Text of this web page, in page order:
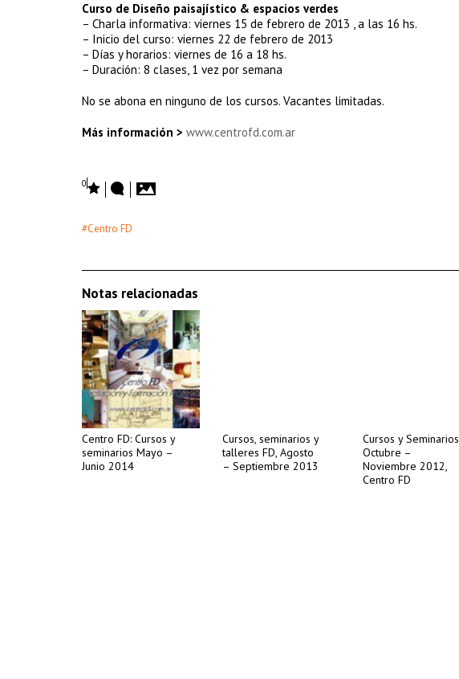
Curso de Diseño paisajístico & espacios verdes
– Charla informativa: viernes 15 de febrero de 2013 , a las 16 hs.
– Inicio del curso: viernes 22 de febrero de 2013
– Días y horarios: viernes de 16 a 18 hs.
– Duración: 8 clases, 1 vez por semana
No se abona en ninguno de los cursos. Vacantes limitadas.
Más información > www.centrofd.com.ar
0
#Centro FD
Notas relacionadas
Centro FD: Cursos y
seminarios Mayo –
Junio 2014
Cursos, seminarios y
talleres FD, Agosto
– Septiembre 2013
Cursos y Seminarios
Octubre –
Noviembre 2012,
Centro FD